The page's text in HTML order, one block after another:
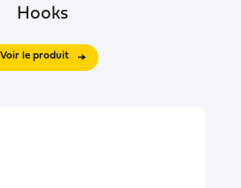
Hooks
Voir le produit